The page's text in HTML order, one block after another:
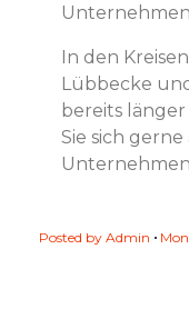
In den
Lübbecke
bereits
Sie sich
Posted by Admin